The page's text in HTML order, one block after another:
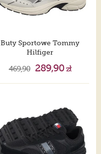
Buty Sportowe Tommy
Hilfiger
469,90 289,90zł